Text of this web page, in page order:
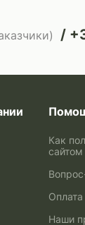
Как
сайтом
Наши